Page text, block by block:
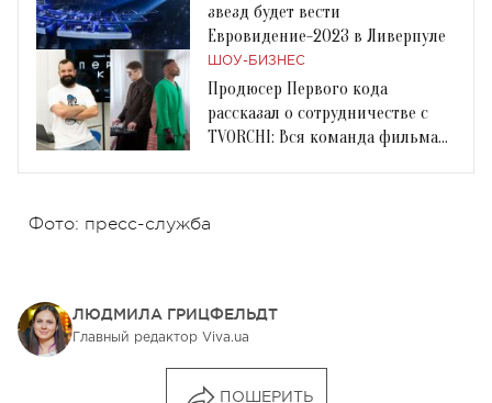
звезд будет вести
Евровидение-2023 в Ливерпуле
ШОУ-БИЗНЕС
Продюсер Первого кода
рассказал о сотрудничестве с
TVORCHI: Вся команда фильма
Фото: пресс-служба
ЛЮДМИЛА ГРИЦФЕЛЬДТ
Главный редактор Viva.ua
ПОШЕРИТЬ